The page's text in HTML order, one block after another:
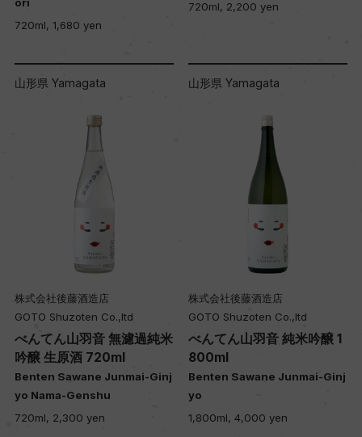
720ml, 1,680 yen
720ml, 2,200 yen
山形県 Yamagata
株式会社後藤酒造店
GOTO Shuzoten Co.,ltd
べんてん山羽音 無濾過純米
吟醸 生原酒 720ml
Benten Sawane Junmai-Ginj
yo Nama-Genshu
720ml, 2,300 yen
山形県 Yamagata
株式会社後藤酒造店
GOTO Shuzoten Co.,ltd
べんてん山羽音 純米吟醸 1
800ml
Benten Sawane Junmai-Ginj
yo
1,800ml, 4,000 yen